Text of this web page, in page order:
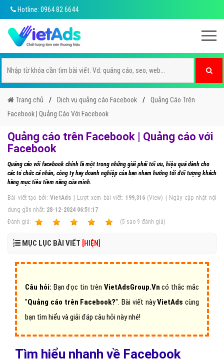
Hotline: 0964 82 6644
Trang chủ Dịch vụ quảng cáo Facebook
Quảng Cáo Trên
Facebook | Quảng Cáo Với Facebook
Quảng cáo trên Facebook | Quảng cáo với
Facebook
Quảng cáo với facebook chính là một trong những giải phái tối ưu, hiệu quả dành cho
các tổ chức cá nhân, công ty hay doanh nghiệp của bạn nhằm hướng tới đối tượng khách
hàng mục tiêu tiềm năng của mình.
Bài viết tạo bởi:VietAds | Lượt xem bài viết: 199,316(View) | Ngày cập nhật nội
dung gần nhất: 28-12-2024 06:51:17
Ðánh giá:
(5 sao 9 đánh giá)
MỤC LỤC BÀI VIẾT [HIỆN]
Câu hỏi: Bạn đọc tin trên VietAdsGroup.Vn có thắc mắc
"Quảng cáo trên Facebook?". Bài viết nàyVietAds cùng
bạn tìm hiểu và giải đáp câu hỏi này nhé!
Tìm hiểu nhanh về Facebook